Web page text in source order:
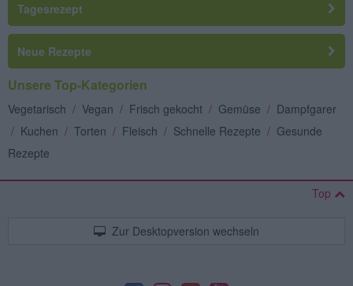
Tagesrezept
Neue Rezepte
Unsere Top-Kategorien
Vegetarisch / Vegan / Frisch gekocht / Gemüse / Dampfgarer
/ Kuchen / Torten / Fleisch / Schnelle Rezepte / Gesunde
Rezepte
Top
Zur Desktopversion wechseln